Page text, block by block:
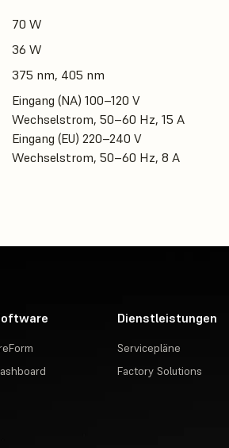
70 W
36 W
375 nm, 405 nm
Eingang (NA) 100–120 V
Wechselstrom, 50–60 Hz, 15 A
Eingang (EU) 220–240 V
Wechselstrom, 50–60 Hz, 8 A
Dienstleistungen
Servicepläne
Factory Solutions